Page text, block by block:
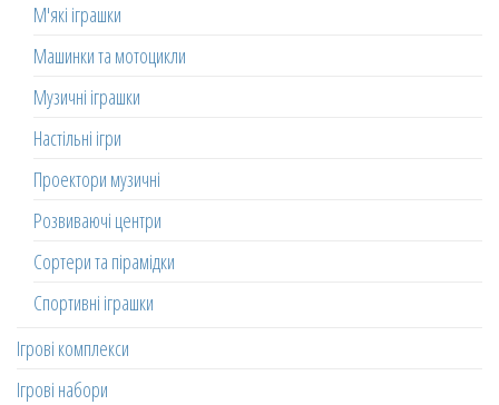
М'які іграшки
Машинки та мотоцикли
Музичні іграшки
Настільні ігри
Проектори музичні
Розвиваючі центри
Сортери та пірамідки
Спортивні іграшки
Ігрові комплекси
Ігрові набори